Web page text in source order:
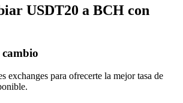
USDT20 a BCH con
cambio
exchanges para ofrecerte la mejor tasa de